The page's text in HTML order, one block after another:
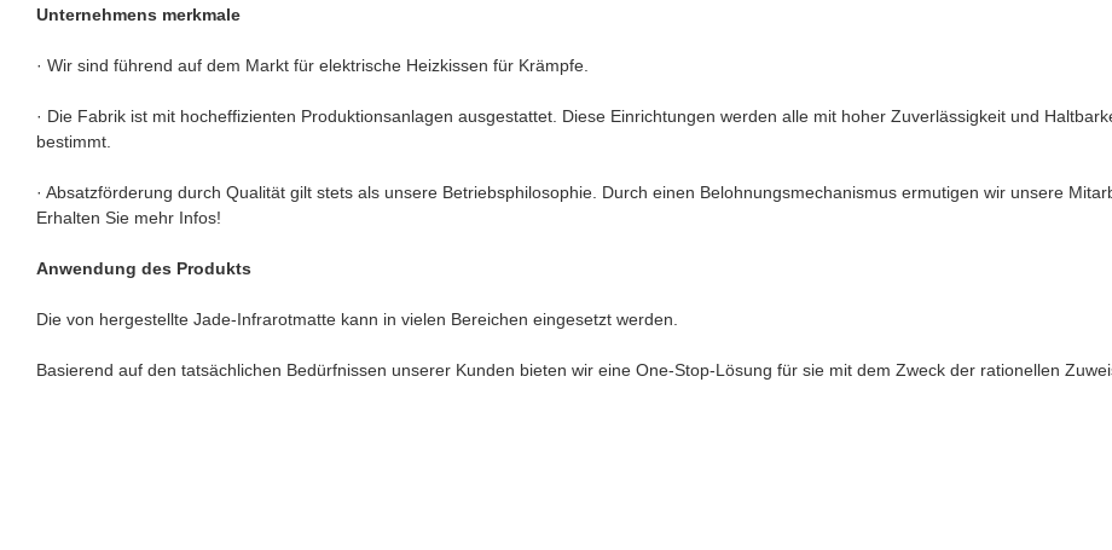
Unternehmens merkmale
· Wir sind führend auf dem Markt für elektrische Heizkissen für Krämpfe.
· Die Fabrik ist mit hocheffizienten Produktionsanlagen ausgestattet. Diese Einrichtungen werden alle mit hoher Zuverlässigkeit und
bestimmt.
· Absatzförderung durch Qualität gilt stets als unsere Betriebsphilosophie. Durch einen Belohnungsmechanismus ermutigen wir unsere
Erhalten Sie mehr Infos!
Anwendung des Produkts
Die von hergestellte Jade-Infrarotmatte kann in vielen Bereichen eingesetzt werden.
Basierend auf den tatsächlichen Bedürfnissen unserer Kunden bieten wir eine One-Stop-Lösung für sie mit dem Zweck der rationellen